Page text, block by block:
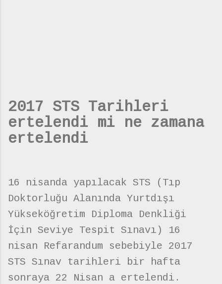
2017 STS Tarihleri
ertelendi mi ne zamana
ertelendi
16 nisanda yapılacak STS (Tıp
Doktorluğu Alanında Yurtdışı
Yükseköğretim Diploma Denkliği
İçin Seviye Tespit Sınavı) 16
nisan Refarandum sebebiyle 2017
STS Sınav tarihleri bir hafta
sonraya 22 Nisan a ertelendi.